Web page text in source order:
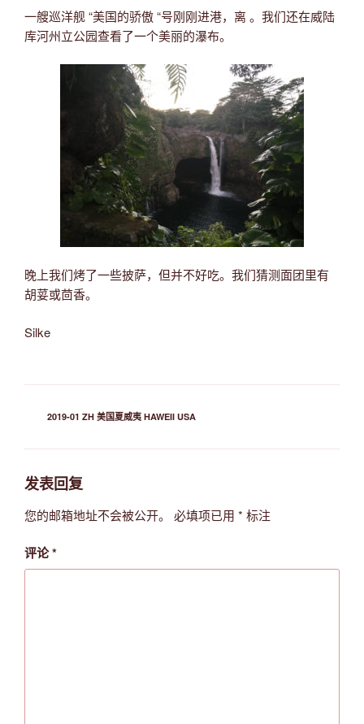
一艘巡洋舰 “美国的骄傲 “号刚刚进港，离 。我们还在威陆
库河州立公园查看了一个美丽的瀑布。
晚上我们烤了一些披萨，但并不好吃。我们猜测面团里有
胡荽或茴香。
Silke
分
2019-01 ZH 美国夏威夷 HAWEII USA
发表回复
您的邮箱地址不会被公开。 必填项已用 * 标注
评论*